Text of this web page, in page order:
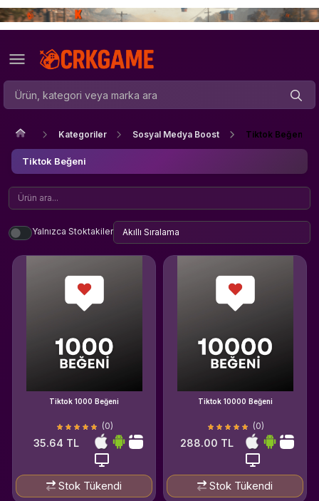
Kategoriler Sosyal Medya Boost Tiktok Beğeni
Tiktok Beğeni
Yalnızca Stoktakiler
Tiktok 1000 Beğeni
(0)
35.64 TL
Stok Tükendi
Tiktok 10000 Beğeni
(0)
288.00 TL
Stok Tükendi